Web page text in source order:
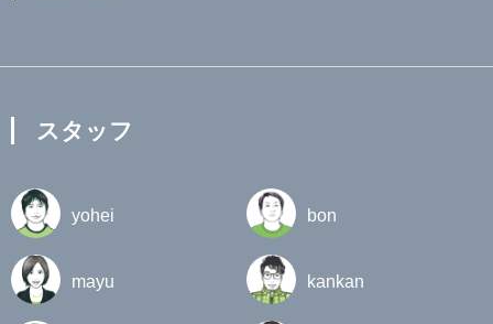
スタッフ
yohei bon
mayu kankan